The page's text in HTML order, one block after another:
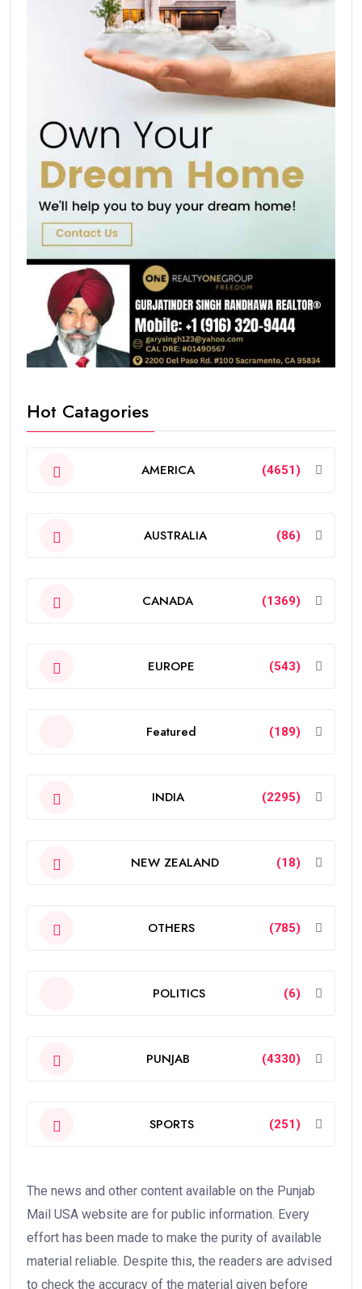
Hot Catagories
AMERICA (4651)
AUSTRALIA (86)
CANADA (1369)
EUROPE (543)
Featured (189)
INDIA (2295)
NEW ZEALAND (18)
OTHERS (785)
POLITICS (6)
PUNJAB (4330)
SPORTS (251)
The news and other content available on the Punjab
Mail USA website are for public information. Every
effort has been made to make the purity of available
material reliable. Despite this, the readers are advised
to check the accuracy of the material given before